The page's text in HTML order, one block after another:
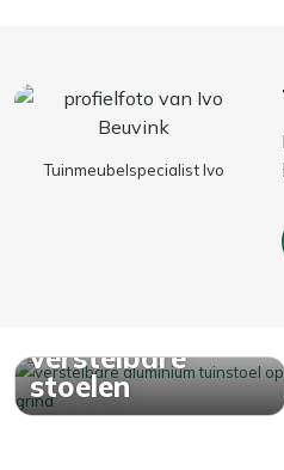
Tuinmeubelspecialist Ivo
verstelbare
stoelen